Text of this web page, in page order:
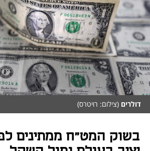
דולרים (צילום: רויטרס)
בשוק המט"ח ממתינים